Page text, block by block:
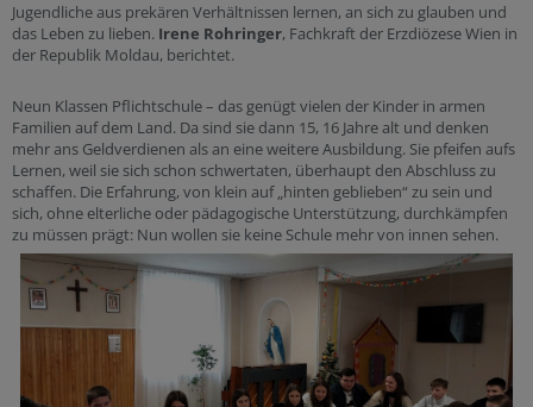
Jugendliche aus prekären Verhältnissen lernen, an sich zu glauben und
das Leben zu lieben. Irene Rohringer, Fachkraft der Erzdiözese Wien in
der Republik Moldau, berichtet.
Neun Klassen Pflichtschule – das genügt vielen der Kinder in armen
Familien auf dem Land. Da sind sie dann 15, 16 Jahre alt und denken
mehr ans Geldverdienen als an eine weitere Ausbildung. Sie pfeifen aufs
Lernen, weil sie sich schon schwertaten, überhaupt den Abschluss zu
schaffen. Die Erfahrung, von klein auf „hinten geblieben“ zu sein und
sich, ohne elterliche oder pädagogische Unterstützung, durchkämpfen
zu müssen prägt: Nun wollen sie keine Schule mehr von innen sehen.